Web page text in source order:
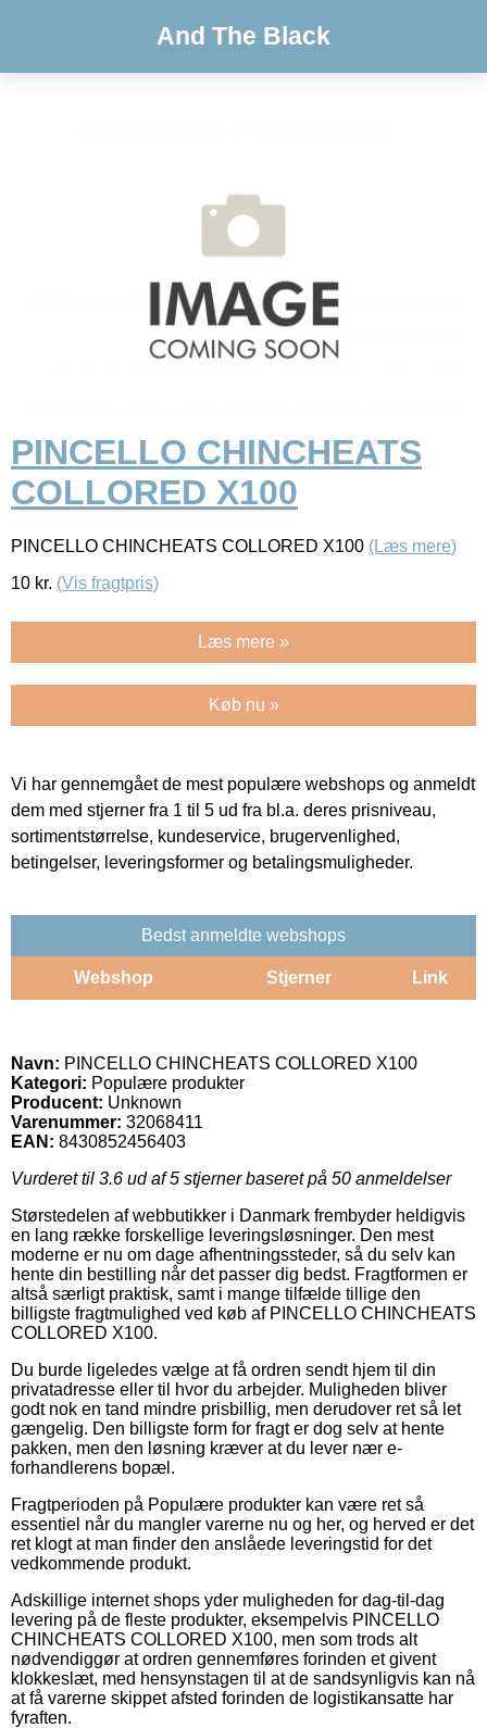
And The Black
PINCELLO CHINCHEATS
COLLORED X100
PINCELLO CHINCHEATS COLLORED X100 (Læs mere)
10 kr. (Vis fragtpris)
Læs mere »
Køb nu »
Vi har gennemgået de mest populære webshops og anmeldt
dem med stjerner fra 1 til 5 ud fra bl.a. deres prisniveau,
sortimentstørrelse, kundeservice, brugervenlighed,
betingelser, leveringsformer og betalingsmuligheder.
Bedst anmeldte webshops
Webshop Stjerner Link
Navn: PINCELLO CHINCHEATS COLLORED X100
Kategori: Populære produkter
Producent: Unknown
Varenummer: 32068411
EAN: 8430852456403
Vurderet til 3.6 ud af 5 stjerner baseret på 50 anmeldelser
Størstedelen af webbutikker i Danmark frembyder heldigvis
en lang række forskellige leveringsløsninger. Den mest
moderne er nu om dage afhentningssteder, så du selv kan
hente din bestilling når det passer dig bedst. Fragtformen er
altså særligt praktisk, samt i mange tilfælde tillige den
billigste fragtmulighed ved køb af PINCELLO CHINCHEATS
COLLORED X100.
Du burde ligeledes vælge at få ordren sendt hjem til din
privatadresse eller til hvor du arbejder. Muligheden bliver
godt nok en tand mindre prisbillig, men derudover ret så let
gængelig. Den billigste form for fragt er dog selv at hente
pakken, men den løsning kræver at du lever nær e-
forhandlerens bopæl.
Fragtperioden på Populære produkter kan være ret så
essentiel når du mangler varerne nu og her, og herved er det
ret klogt at man finder den anslåede leveringstid for det
vedkommende produkt.
Adskillige internet shops yder muligheden for dag-til-dag
levering på de fleste produkter, eksempelvis PINCELLO
CHINCHEATS COLLORED X100, men som trods alt
nødvendiggør at ordren gennemføres forinden et givent
klokkeslæt, med hensynstagen til at de sandsynligvis kan nå
at få varerne skippet afsted forinden de logistikansatte har
fyraften.